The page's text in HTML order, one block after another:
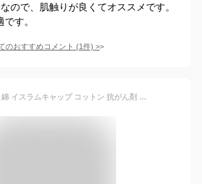
ので、肌触りが良くてオススメです。
す。
のおすすめコメント (1件) >
イスラムワッチ 綿 イスラムキャップ コットン 抗がん剤 帽子 おしゃれ 医療用帽子 メンズ コットン キャップ ケア帽子 オーガニックコットン 男性 医療用帽子 就寝用 禿隠し 春夏 秋冬 夏用 冬用 ニット帽 メンズ